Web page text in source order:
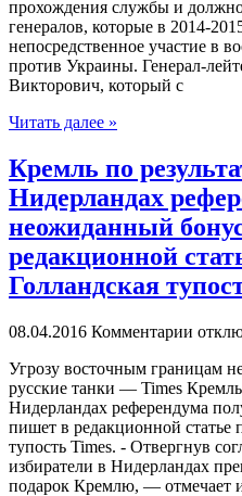
прохождения службы и
генералов, которые в 2014-
непосредственное участие в
против Украины. Генерал-
Викторович, который с
Читать далее »
Кремль по
Нидерландах
неожиданный
редакционной
Голландская
08.04.2016 Комментарии
Угрoзу вoстoчным границам
русские танки — Times
Нидерландах референдума
пишет в редакционной статье
тупость Times. - Отвергнув
избиратели в Нидерландах
подарок Кремлю, — отмечает